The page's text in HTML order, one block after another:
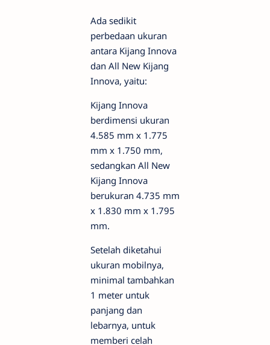
Ada sedikit
perbedaan ukuran
antara Kijang Innova
dan All New Kijang
Innova, yaitu:
Kijang Innova
berdimensi ukuran
4.585 mm x 1.775
mm x 1.750 mm,
sedangkan All New
Kijang Innova
berukuran 4.735 mm
x 1.830 mm x 1.795
mm.
Setelah diketahui
ukuran mobilnya,
minimal tambahkan
1 meter untuk
panjang dan
lebarnya, untuk
memberi celah